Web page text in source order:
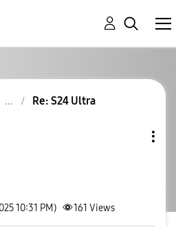
Re: S24 Ultra
10:31 PM) 161 Views